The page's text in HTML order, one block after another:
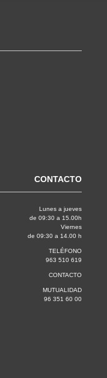
CONTACTO
Lunes a jueves
de 09:30 a 15.00h
Viernes
de 09:30 a 14.00 h
TELÉFONO
963 510 619
CONTACTO
MUTUALIDAD
96 351 60 00